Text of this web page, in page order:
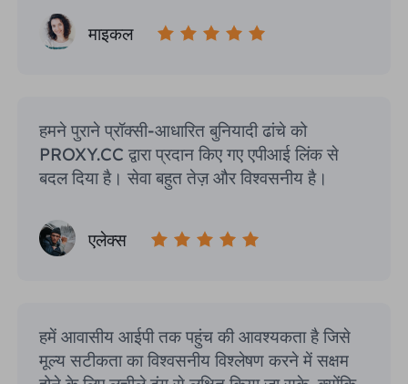
माइकल
हमने पुराने प्रॉक्सी-आधारित बुनियादी ढांचे को
PROXY.CC द्वारा प्रदान किए गए एपीआई लिंक से
बदल दिया है। सेवा बहुत तेज़ और विश्वसनीय है।
एलेक्स
हमें आवासीय आईपी तक पहुंच की आवश्यकता है जिसे
मूल्य सटीकता का विश्वसनीय विश्लेषण करने में सक्षम